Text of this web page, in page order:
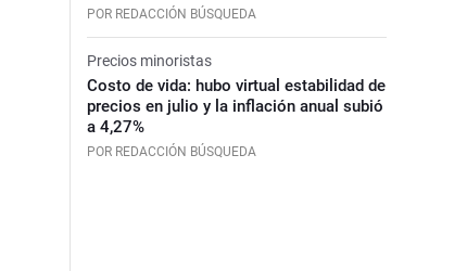
POR REDACCIÓN BÚSQUEDA
Precios minoristas
Costo de vida: hubo virtual estabilidad de
precios en julio y la inflación anual subió
a 4,27%
POR REDACCIÓN BÚSQUEDA